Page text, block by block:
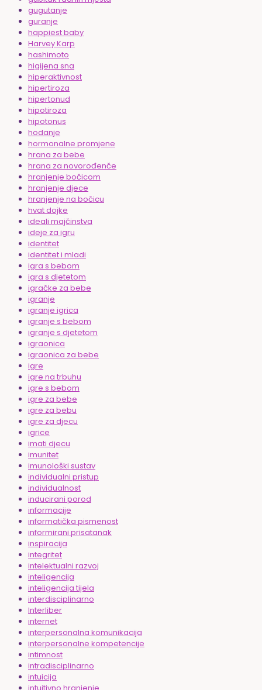
gugutanje
guranje
happiest baby
Harvey Karp
hashimoto
higijena sna
hiperaktivnost
hipertiroza
hipertonud
hipotiroza
hipotonus
hodanje
hormonalne promjene
hrana za bebe
hrana za novorođenče
hranjenje bočicom
hranjenje djece
hranjenje na bočicu
hvat dojke
ideali majčinstva
ideje za igru
identitet
identitet i mladi
igra s bebom
igra s djetetom
igračke za bebe
igranje
igranje igrica
igranje s bebom
igranje s djetetom
igraonica
igraonica za bebe
igre
igre na trbuhu
igre s bebom
igre za bebe
igre za bebu
igre za djecu
igrice
imati djecu
imunitet
imunološki sustav
individualni pristup
individualnost
inducirani porod
informacije
informatička pismenost
informirani prisatanak
inspiracija
integritet
intelektualni razvoj
inteligencija
inteligencija tijela
interdisciplinarno
Interliber
internet
interpersonalna komunikacija
interpersonalne kompetencije
intimnost
intradisciplinarno
intuicija